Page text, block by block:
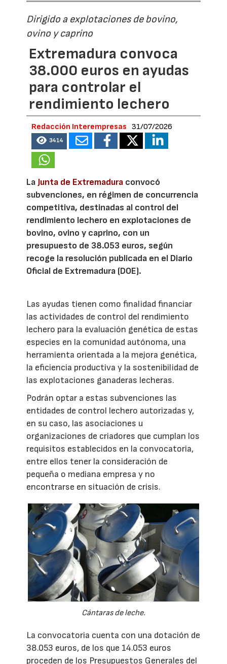
Dirigido a explotaciones de bovino,
ovino y caprino
Extremadura convoca
38.000 euros en ayudas
para controlar el
rendimiento lechero
Redacción Interempresas 31/07/2026
3414
LaJunta de Extremadura convocó
subvenciones, en régimen de concurrencia
competitiva, destinadas al control del
rendimiento lechero en explotaciones de
bovino, ovino y caprino, con un
presupuesto de 38.053 euros, según
recoge la resolución publicada en el Diario
Oficial de Extremadura (DOE).
Las ayudas tienen como finalidad financiar
las actividades de control del rendimiento
lechero para la evaluación genética de estas
especies en la comunidad autónoma, una
herramienta orientada a la mejora genética,
la eficiencia productiva y la sostenibilidad de
las explotaciones ganaderas lecheras.
Podrán optar a estas subvenciones las
entidades de control lechero autorizadas y,
en su caso, las asociaciones u
organizaciones de criadores que cumplan los
requisitos establecidos en la convocatoria,
entre ellos tener la consideración de
pequeña o mediana empresa y no
encontrarse en situación de crisis.
Cántaras de leche.
La convocatoria cuenta con una dotación de
38.053 euros, de los que 14.053 euros
proceden de los Presupuestos Generales del